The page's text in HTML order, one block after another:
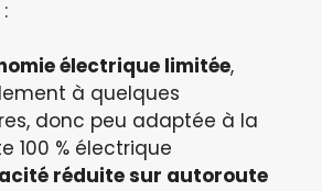
électrique limitée,
à quelques
donc peu adaptée à la
100 % électrique
réduite sur autoroute